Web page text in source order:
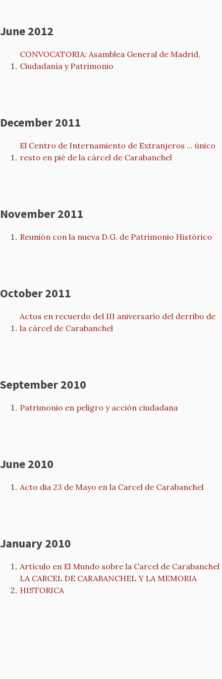
June 2012
CONVOCATORIA: Asamblea General de Madrid,
Ciudadanía y Patrimonio
December 2011
El Centro de Internamiento de Extranjeros ... único
resto en pié de la cárcel de Carabanchel
November 2011
Reunión con la nueva D.G. de Patrimonio Histórico
October 2011
Actos en recuerdo del III aniversario del derribo de
la cárcel de Carabanchel
September 2010
Patrimonio en peligro y acción ciudadana
June 2010
Acto dia 23 de Mayo en la Carcel de Carabanchel
January 2010
Artículo en El Mundo sobre la Carcel de Carabanchel
LA CARCEL DE CARABANCHEL Y LA MEMORIA
HISTORICA